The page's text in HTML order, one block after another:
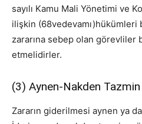
sayılı Kamu Mali Yönetimi ve
ilişkin (68vedevamı)hükümleri
zararına sebep olan görevliler
etmelidirler.
(3) Aynen-Nakden Tazmin
Zararın giderilmesi aynen ya